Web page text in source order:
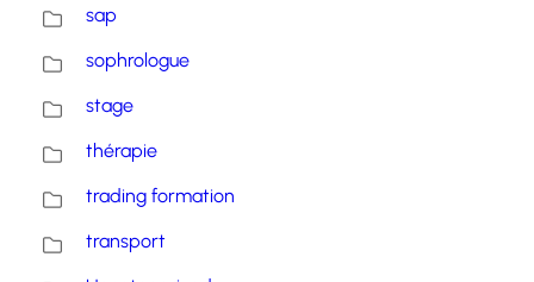
sap
sophrologue
stage
thérapie
trading formation
transport